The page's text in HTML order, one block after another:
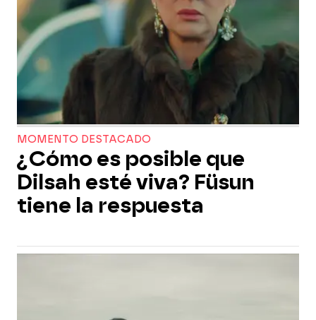
MOMENTO DESTACADO
¿Cómo es posible que
Dilsah esté viva? Füsun
tiene la respuesta